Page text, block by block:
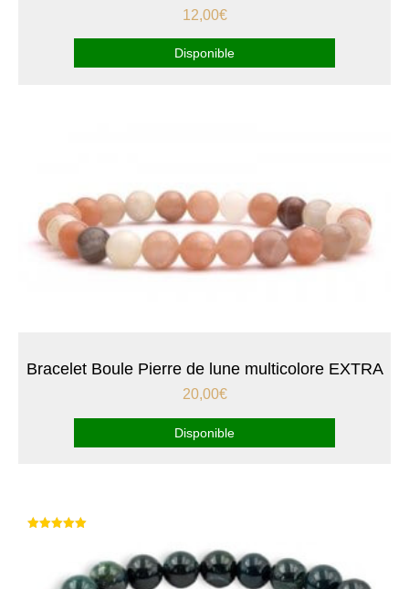
12,00€
Disponible
Bracelet Boule Pierre de lune multicolore EXTRA
20,00€
Disponible